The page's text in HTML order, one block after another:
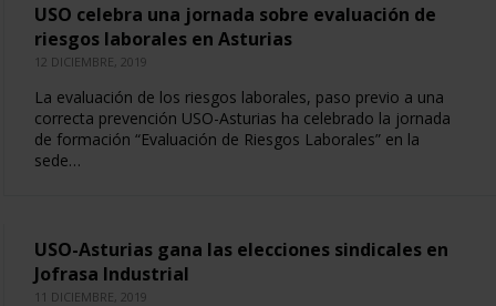
USO celebra una jornada sobre evaluación de
riesgos laborales en Asturias
12 DICIEMBRE, 2019
La evaluación de los riesgos laborales, paso previo a una
correcta prevención USO-Asturias ha celebrado la jornada
de formación “Evaluación de Riesgos Laborales” en la
sede…
USO-Asturias gana las elecciones sindicales en
Jofrasa Industrial
11 DICIEMBRE, 2019